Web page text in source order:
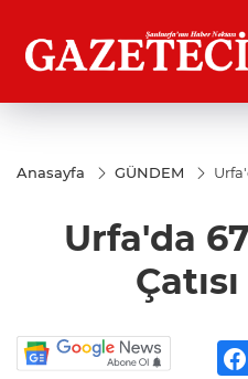
Anasayfa GÜNDEM
Çatısı
Çöktü
Urfa'da